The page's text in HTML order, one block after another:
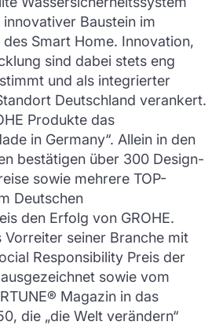
innovativer Baustein im
Smart Home. Innovation,
sind dabei stets eng
und als integrierter
Deutschland verankert.
Produkte das
in Germany“. Allein in den
bestätigen über 300 Design-
sowie mehrere TOP-
Deutschen
den Erfolg von GROHE.
Vorreiter seiner Branche mit
Responsibility Preis der
sowie vom
Magazin in das
die „die Welt verändern“